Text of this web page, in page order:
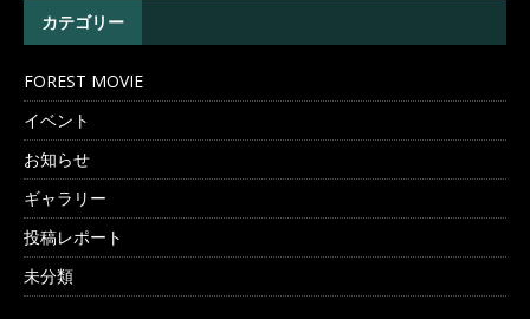
カテゴリー
FOREST MOVIE
イベント
お知らせ
ギャラリー
投稿レポート
未分類